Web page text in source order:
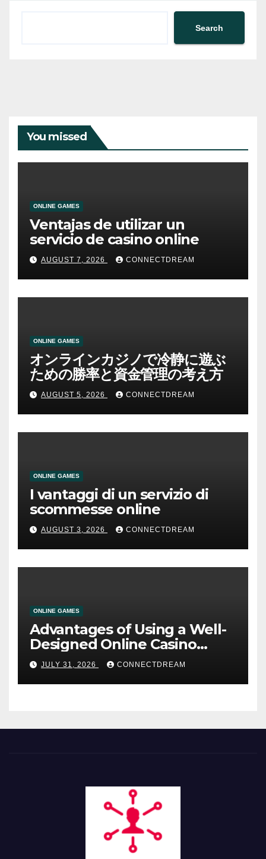
Search
You missed
ONLINE GAMES
Ventajas de utilizar un
servicio de casino online
AUGUST 7, 2026 CONNECTDREAM
ONLINE GAMES
オンラインカジノで冷静に遊ぶ
ための勝率と資金管理の考え方
AUGUST 5, 2026 CONNECTDREAM
ONLINE GAMES
I vantaggi di un servizio di
scommesse online
AUGUST 3, 2026 CONNECTDREAM
ONLINE GAMES
Advantages of Using a Well-
Designed Online Casino
Service
JULY 31, 2026 CONNECTDREAM